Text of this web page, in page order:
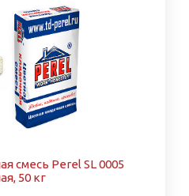
смесь Perel SL 0005
50 кг